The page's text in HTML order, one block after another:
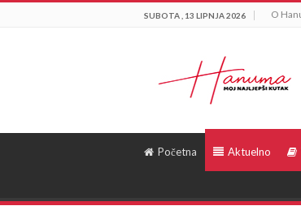
SUBOTA , 13 LIPNJA 2026 O
Početna Aktuelno